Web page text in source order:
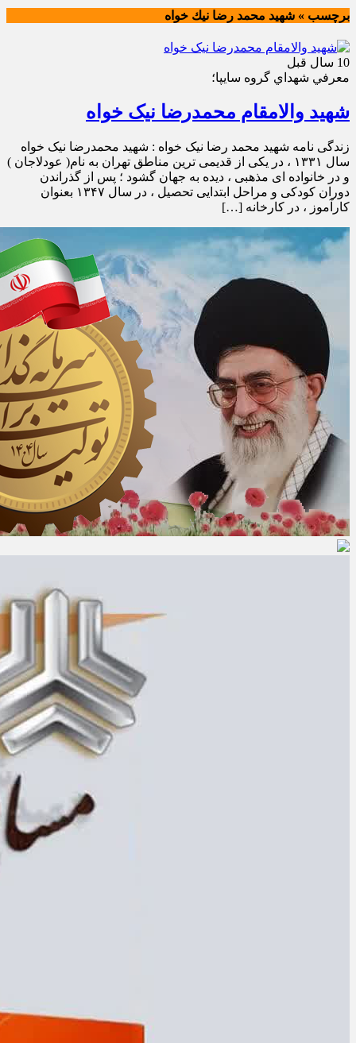
برچسب » شهيد محمد رضا نيك خواه
10 سال قبل
معرفي شهداي گروه سايپا؛
شهید والامقام محمدرضا نیک خواه
زندگی نامه شهید محمد رضا نیک خواه : شهید محمدرضا نیک خواه
سال ۱۳۳۱ ، در یکی از قدیمی ترین مناطق تهران به نام( عودلاجان )
و در خانواده ای مذهبی ، دیده به جهان گشود ؛ پس از گذراندن
دوران کودکی و مراحل ابتدایی تحصیل ، در سال ۱۳۴۷ بعنوان
کارآموز ، در کارخانه […]